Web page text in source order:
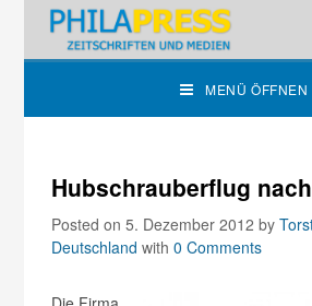
MENÜ ÖFFNEN
Hubschrauberflug
Posted on 5. Dezember 2012by
Deutschland with0 Comments